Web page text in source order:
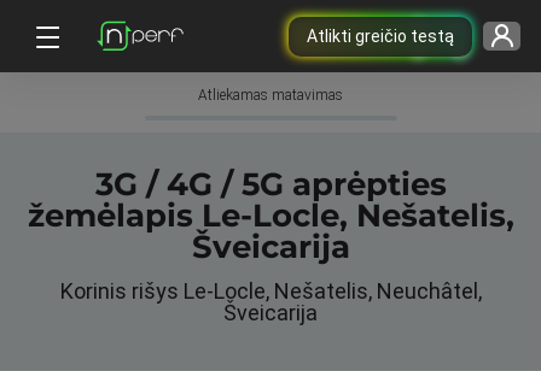
Atlikti greičio testą
Atliekamas matavimas
3G / 4G / 5G aprėpties
žemėlapis Le-Locle, Nešatelis,
Šveicarija
Korinis rišys Le-Locle, Nešatelis, Neuchâtel,
Šveicarija